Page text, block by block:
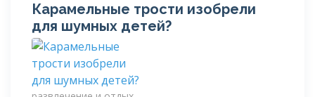
Карамельные трости изобрели
для шумных детей?